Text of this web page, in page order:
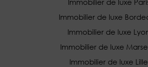
Immobilier de luxe
Immobilier de luxe
Immobilier de luxe
Immobilier de luxe
Immobilier de luxe Lille